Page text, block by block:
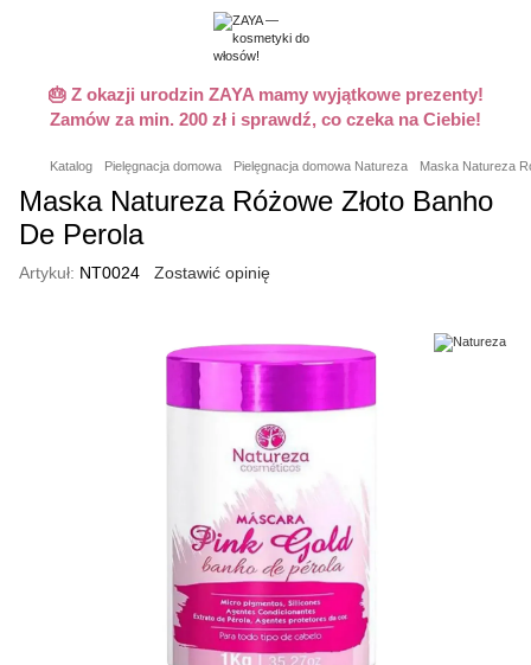
🎂 Z okazji urodzin ZAYA mamy wyjątkowe prezenty!
Zamów za min. 200 zł i sprawdź, co czeka na Ciebie!
Katalog Pielęgnacja domowa Pielęgnacja domowa Natureza Maska Natureza
Maska Natureza Różowe Złoto Banho
De Perola
Artykuł: NT0024 Zostawić opinię